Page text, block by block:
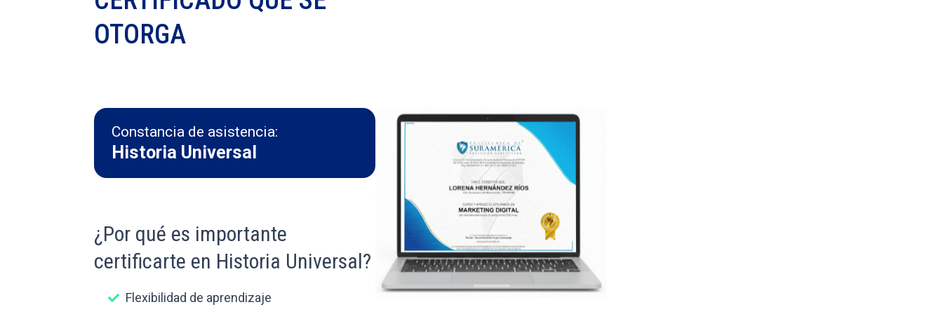
OTORGA
Constancia de asistencia:
Historia Universal
¿Por qué es importante
certificarte en Historia Universal?
Flexibilidad de aprendizaje